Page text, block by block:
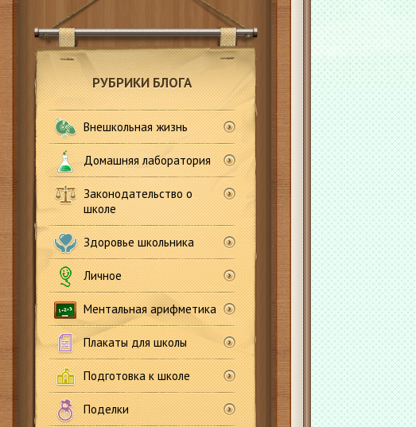
РУБРИКИ БЛОГА
Внешкольная жизнь
Домашняя лаборатория
Законодательство о
школе
Здоровье школьника
Личное
Ментальная арифметика
Плакаты для школы
Подготовка к школе
Поделки